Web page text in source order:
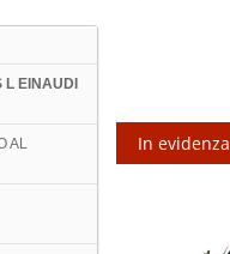
L EINAUDI
AL In evidenza